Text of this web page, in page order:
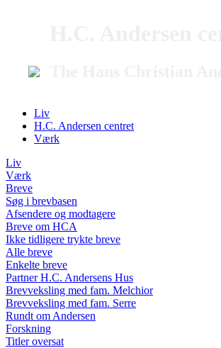
Liv
H.C. Andersen centret
Værk
Liv
Værk
Breve
Søg i brevbasen
Afsendere og modtagere
Breve om HCA
Ikke tidligere trykte breve
Alle breve
Enkelte breve
Partner H.C. Andersens Hus
Brevveksling med fam. Melchior
Brevveksling med fam. Serre
Rundt om Andersen
Forskning
Titler oversat